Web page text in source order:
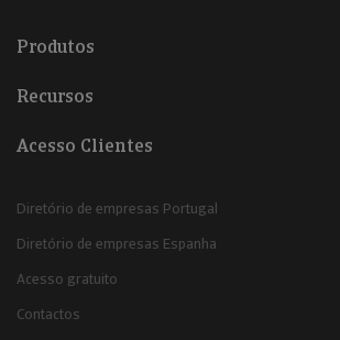
Produtos
Recursos
Acesso Clientes
Diretório de empresas Portugal
Diretório de empresas Espanha
Acesso gratuito
Contactos